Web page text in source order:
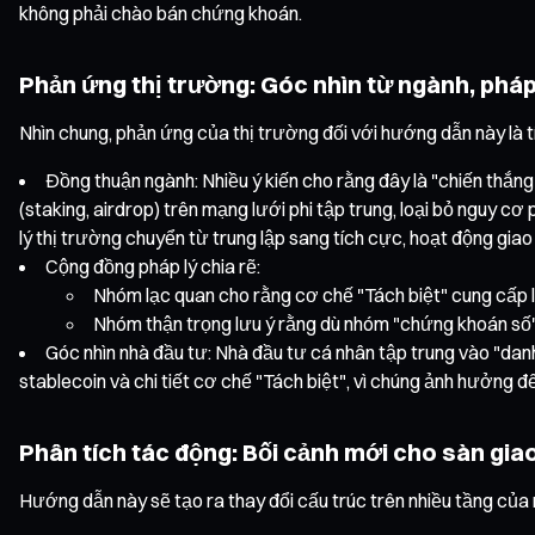
không phải chào bán chứng khoán.
Phản ứng thị trường: Góc nhìn từ ngành,
Nhìn chung, phản ứng của thị trường đối với hướng dẫn này
Đồng thuận ngành: Nhiều ý kiến cho rằng đây là "chiến
(staking, airdrop) trên mạng lưới phi tập trung, loại bỏ nguy
lý thị trường chuyển từ trung lập sang tích cực, hoạt động
Cộng đồng pháp lý chia rẽ:
Nhóm lạc quan cho rằng cơ chế "Tách biệt" cung
Nhóm thận trọng lưu ý rằng dù nhóm "chứng khoán
Góc nhìn nhà đầu tư: Nhà đầu tư cá nhân tập trung vào
stablecoin và chi tiết cơ chế "Tách biệt", vì chúng ảnh hưởng
Phân tích tác động: Bối cảnh mới cho sàn
Hướng dẫn này sẽ tạo ra thay đổi cấu trúc trên nhiều tầng của